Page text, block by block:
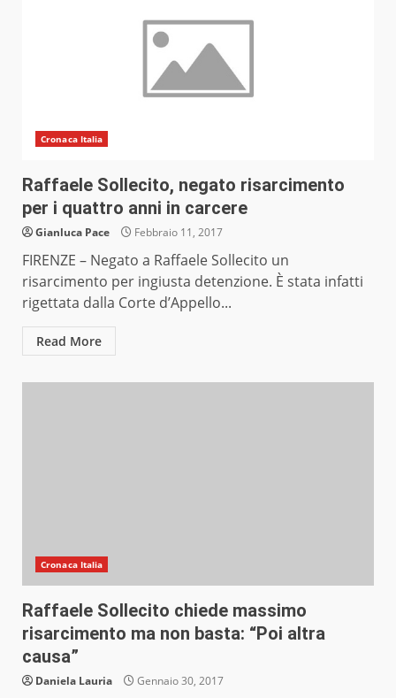
Cronaca Italia
Raffaele Sollecito, negato risarcimento
per i quattro anni in carcere
Gianluca Pace Febbraio 11, 2017
FIRENZE – Negato a Raffaele Sollecito un
risarcimento per ingiusta detenzione. È stata infatti
rigettata dalla Corte d’Appello...
Read More
Cronaca Italia
Raffaele Sollecito chiede massimo
risarcimento ma non basta: “Poi altra
causa”
Daniela Lauria Gennaio 30, 2017